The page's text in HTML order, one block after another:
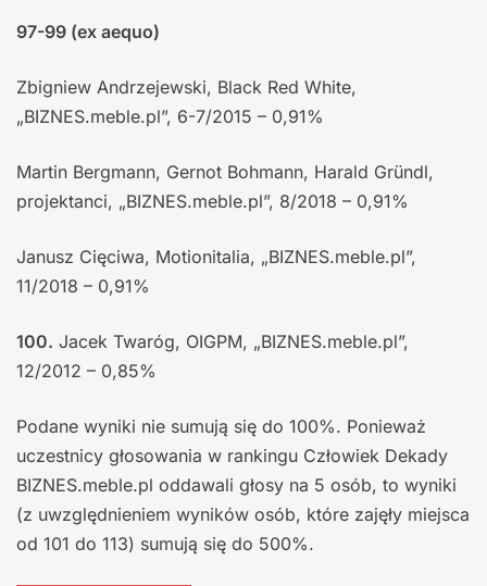
97-99 (ex aequo)
Zbigniew Andrzejewski, Black Red White,
„BIZNES.meble.pl”, 6-7/2015 – 0,91%
Martin Bergmann, Gernot Bohmann, Harald Gründl,
projektanci, „BIZNES.meble.pl”, 8/2018 – 0,91%
Janusz Cięciwa, Motionitalia, „BIZNES.meble.pl”,
11/2018 – 0,91%
100. Jacek Twaróg, OIGPM, „BIZNES.meble.pl”,
12/2012 – 0,85%
Podane wyniki nie sumują się do 100%. Ponieważ
uczestnicy głosowania w rankingu Człowiek Dekady
BIZNES.meble.pl oddawali głosy na 5 osób, to wyniki
(z uwzględnieniem wyników osób, które zajęły miejsca
od 101 do 113) sumują się do 500%.